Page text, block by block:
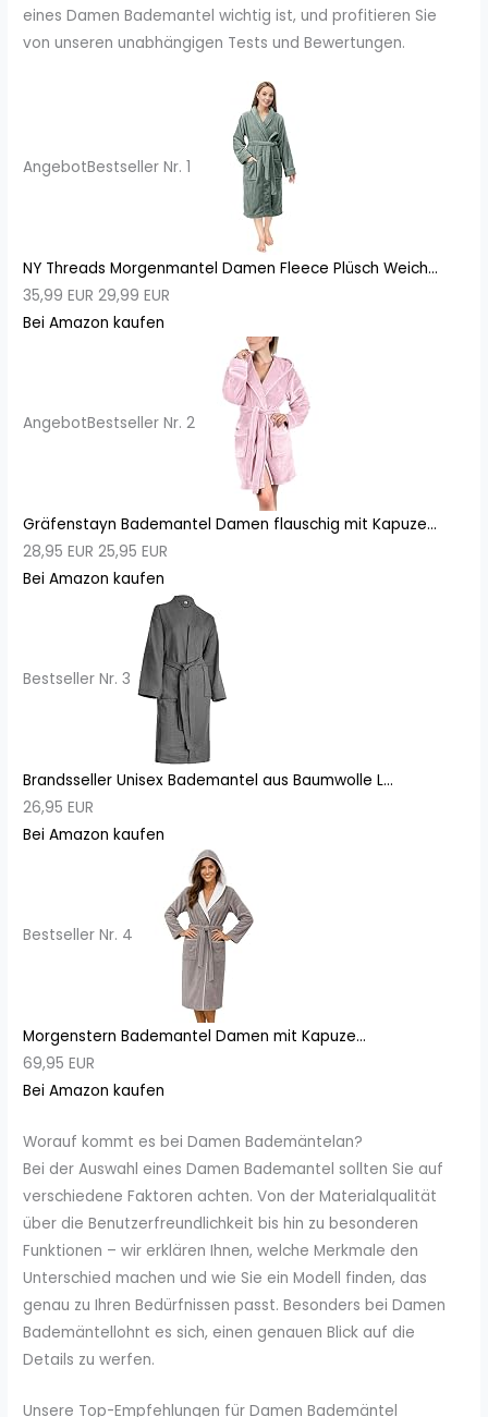
eines Damen Bademantel wichtig ist, und profitieren Sie
von unseren unabhängigen Tests und Bewertungen.
AngebotBestseller Nr. 1
NY Threads Morgenmantel Damen Fleece Plüsch Weich...
35,99 EUR 29,99 EUR
Bei Amazon kaufen
AngebotBestseller Nr. 2
Gräfenstayn Bademantel Damen flauschig mit Kapuze...
28,95 EUR 25,95 EUR
Bei Amazon kaufen
Bestseller Nr. 3
Brandsseller Unisex Bademantel aus Baumwolle L...
26,95 EUR
Bei Amazon kaufen
Bestseller Nr. 4
Morgenstern Bademantel Damen mit Kapuze...
69,95 EUR
Bei Amazon kaufen
Worauf kommt es bei Damen Bademäntelan?
Bei der Auswahl eines Damen Bademantel sollten Sie auf
verschiedene Faktoren achten. Von der Materialqualität
über die Benutzerfreundlichkeit bis hin zu besonderen
Funktionen – wir erklären Ihnen, welche Merkmale den
Unterschied machen und wie Sie ein Modell finden, das
genau zu Ihren Bedürfnissen passt. Besonders bei Damen
Bademäntellohnt es sich, einen genauen Blick auf die
Details zu werfen.
Unsere Top-Empfehlungen für Damen Bademäntel